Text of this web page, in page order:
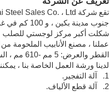
القطر والعرض: 5 مم -610 مم ، السماكة: 0.5 مم -20 مم .
لدينا ورشة العمل الخاصة بنا ،
1. آلة التفجير.
2. آلة قطع الألياف.